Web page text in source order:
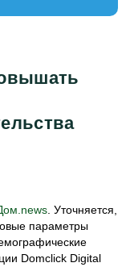
. Уточняется,
параметры
Domclick Digital